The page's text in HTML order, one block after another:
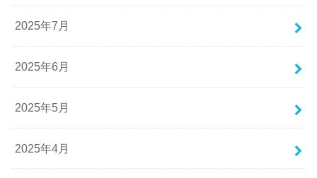
2025年7月
2025年6月
2025年5月
2025年4月